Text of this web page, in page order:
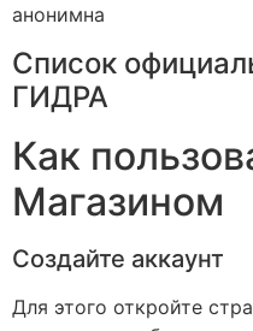
анонимна
Список
ГИДРА
Как
Магазином
Создайте аккаунт
Для этого откройте